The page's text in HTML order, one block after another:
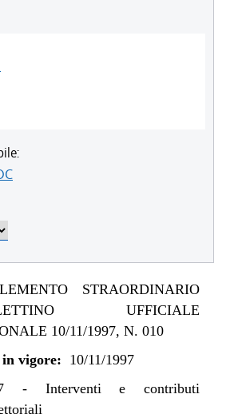
STRAORDINARIO
UFFICIALE
10/11/1997, N. 010
vigore: 10/11/1997
- Interventi e contributi